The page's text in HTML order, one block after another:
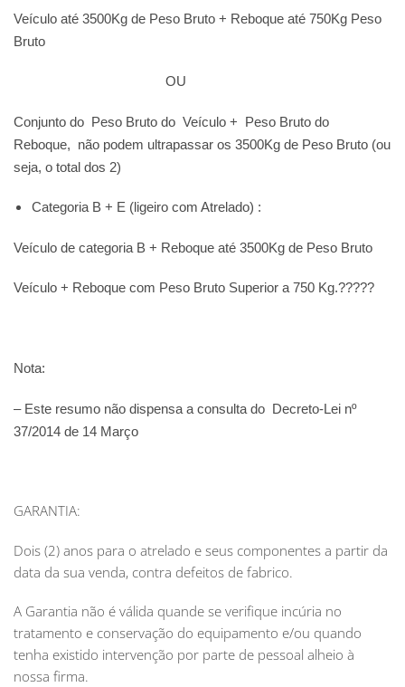
Veículo até 3500Kg de Peso Bruto + Reboque até 750Kg Peso
Bruto
OU
Conjunto do Peso Bruto do Veículo + Peso Bruto do
Reboque, não podem ultrapassar os 3500Kg de Peso Bruto (ou
seja, o total dos 2)
Categoria B + E (ligeiro com Atrelado) :
Veículo de categoria B + Reboque até 3500Kg de Peso Bruto
Veículo + Reboque com Peso Bruto Superior a 750 Kg.?????
Nota:
– Este resumo não dispensa a consulta do Decreto-Lei nº
37/2014 de 14 Março
GARANTIA:
Dois (2) anos para o atrelado e seus componentes a partir da
data da sua venda, contra defeitos de fabrico.
A Garantia não é válida quande se verifique incúria no
tratamento e conservação do equipamento e/ou quando
tenha existido intervenção por parte de pessoal alheio à
nossa firma.